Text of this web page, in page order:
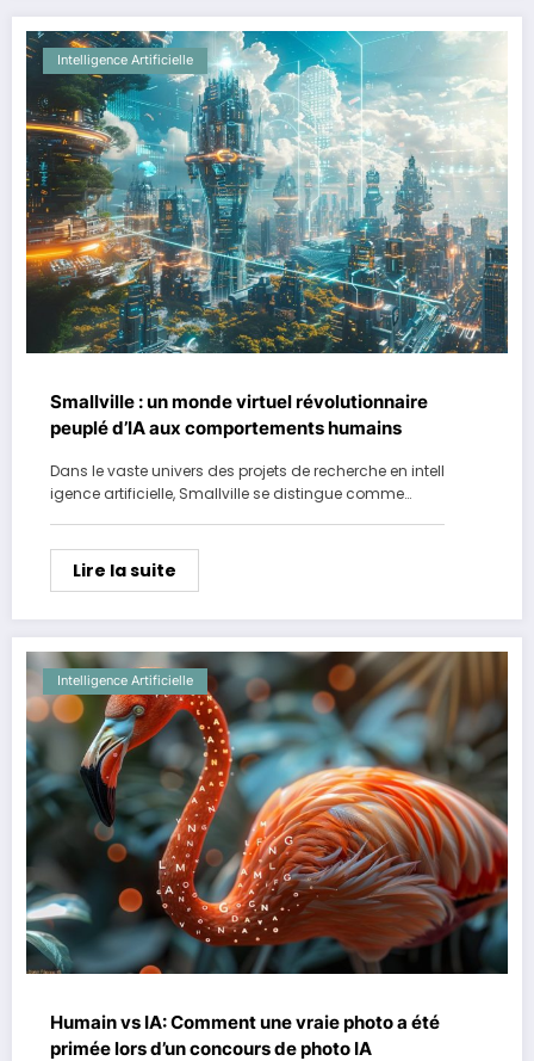
Intelligence Artificielle
Smallville : un monde virtuel révolutionnaire
peuplé d’IA aux comportements humains
Dans le vaste univers des projets de recherche en intell
igence artificielle, Smallville se distingue comme…
Lire la suite
Intelligence Artificielle
Humain vs IA: Comment une vraie photo a été
primée lors d’un concours de photo IA